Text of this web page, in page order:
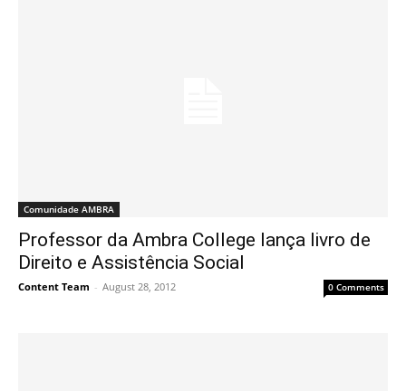
Comunidade AMBRA
Professor da Ambra College lança livro de
Direito e Assistência Social
Content Team - August 28, 2012 0 Comments